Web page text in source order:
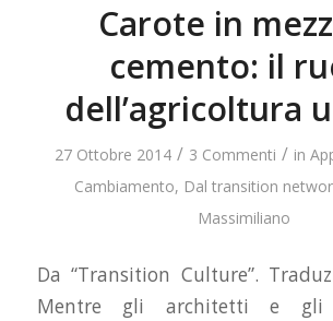
Carote in
cemento: il
dell’agricoltura
27 Ottobre 2014 / 3 Commenti / in
Cambiamento, Dal transition
Massimiliano
Da “Transition Culture”.
Mentre gli architetti e gli